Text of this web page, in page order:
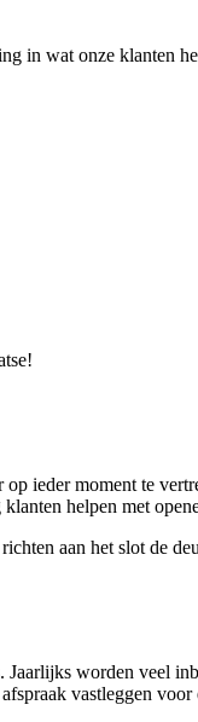
in wat onze klanten
ieder moment te
helpen met
aan het slot de
Jaarlijks worden veel
vastleggen voor